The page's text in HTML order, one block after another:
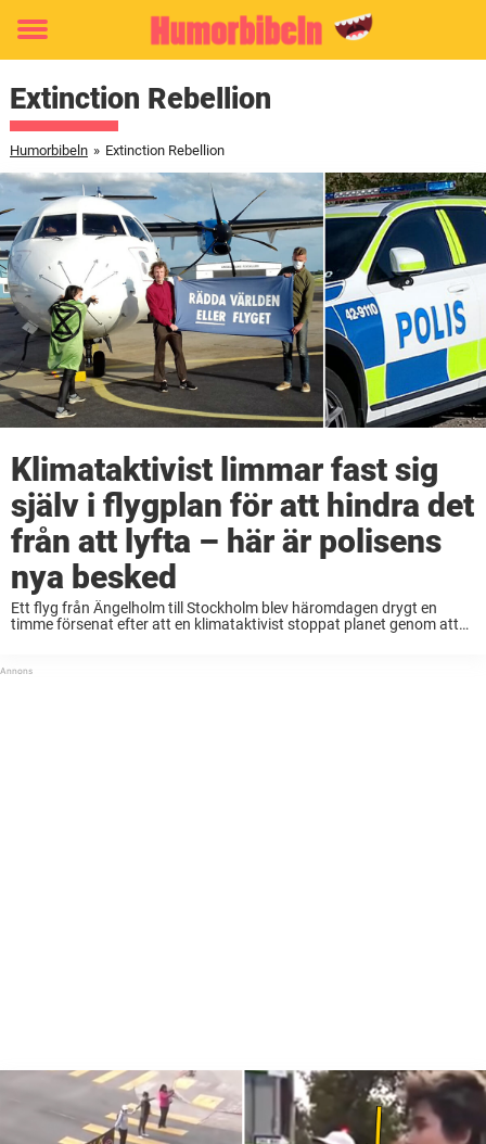
Toggle
Extinction Rebellion
Humorbibeln » Extinction Rebellion
Klimataktivist limmar fast sig
själv i flygplan för att hindra det
från att lyfta – här är polisens
nya besked
Ett flyg från Ängelholm till Stockholm blev häromdagen drygt en
timme försenat efter att en klimataktivist stoppat planet genom att